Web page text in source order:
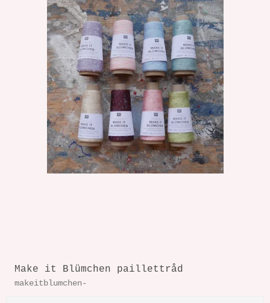
Make it Blümchen paillettråd
makeitblumchen-